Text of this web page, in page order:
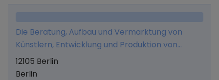
Die Beratung, Aufbau und Vermarktung von
Künstlern, Entwicklung und Produktion von
Medienerzeugnissen, Medienberatung, Planung,
Durchführung und Organisation von
12105 Berlin
Berlin